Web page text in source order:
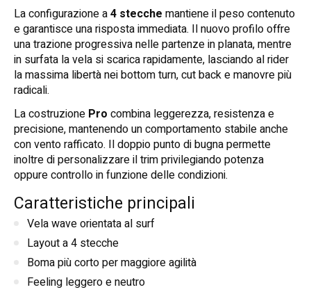
La configurazione a4 stecche mantiene il peso contenuto
e garantisce una risposta immediata. Il nuovo profilo offre
una trazione progressiva nelle partenze in planata, mentre
in surfata la vela si scarica rapidamente, lasciando al rider
la massima libertà nei bottom turn, cut back e manovre più
radicali.
La costruzione Pro combina leggerezza, resistenza e
precisione, mantenendo un comportamento stabile anche
con vento rafficato. Il doppio punto di bugna permette
inoltre di personalizzare il trim privilegiando potenza
oppure controllo in funzione delle condizioni.
Caratteristiche principali
Vela wave orientata al surf
Layout a 4 stecche
Boma più corto per maggiore agilità
Feeling leggero e neutro